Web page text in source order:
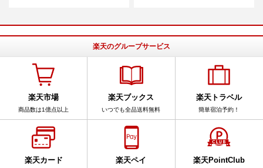
楽天のグループサービス
楽天市場
商品数は1億点以上
楽天ブックス
いつでも全品送料無料
楽天トラベル
簡単宿泊予約！
楽天カード 楽天ペイ 楽天PointClub